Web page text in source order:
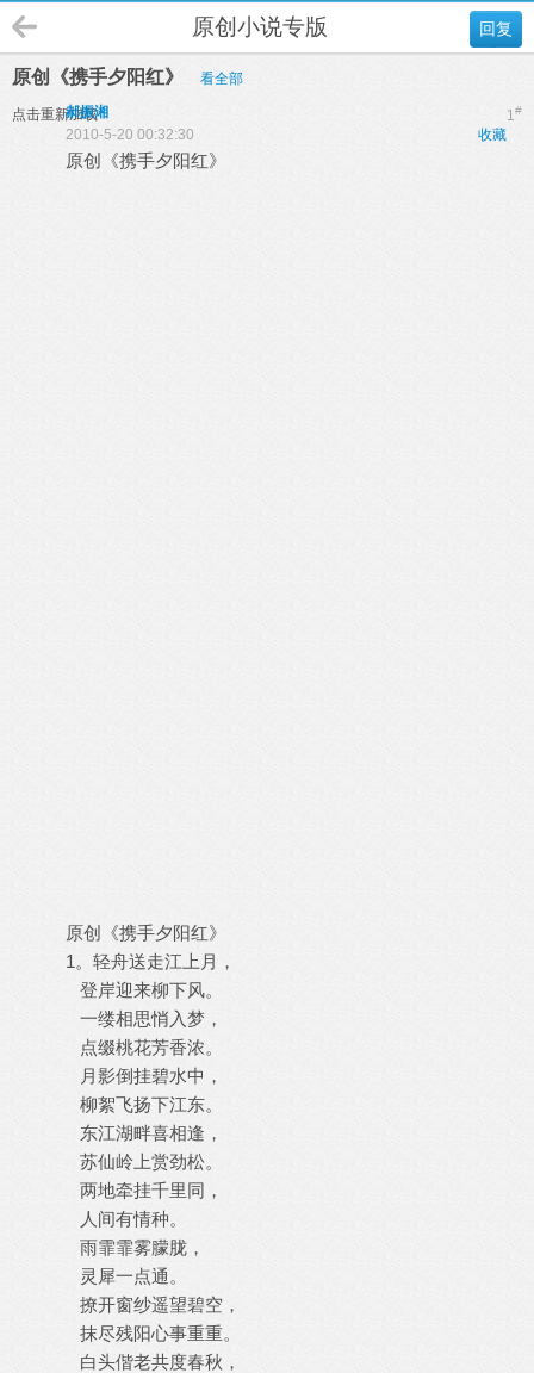
回复
原创小说专版
原创《携手夕阳红》 看全部
点击重新加载 1#
郝振湘
收藏
2010-5-20 00:32:30
原创《携手夕阳红》
原创《携手夕阳红》
1。轻舟送走江上月，
登岸迎来柳下风。
一缕相思悄入梦，
点缀桃花芳香浓。
月影倒挂碧水中，
柳絮飞扬下江东。
东江湖畔喜相逢，
苏仙岭上赏劲松。
两地牵挂千里同，
人间有情种。
雨霏霏雾朦胧，
灵犀一点通。
撩开窗纱遥望碧空，
抹尽残阳心事重重。
白头偕老共度春秋，